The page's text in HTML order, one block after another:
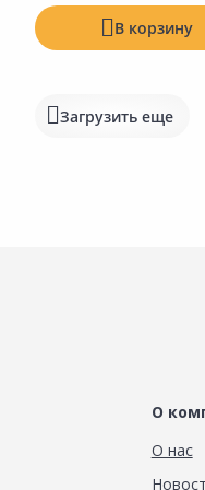
В корзину
Загрузить еще
О
О нас